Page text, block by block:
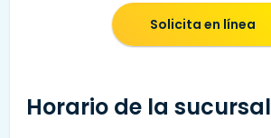
Solicita en línea
Horario de la sucursal